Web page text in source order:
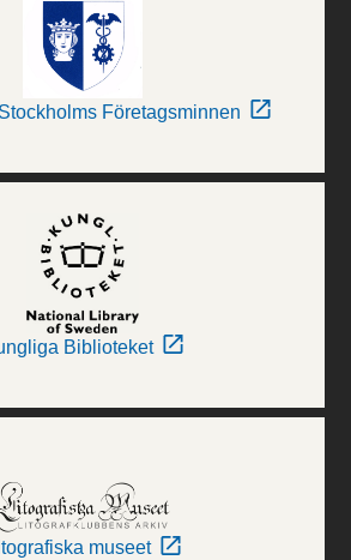
Företagsminnen
Biblioteket
museet